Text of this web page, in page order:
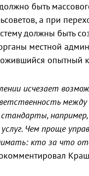
быть
а при
должны быть
местной
опытный
исчезает
между
например,
Чем проще
кто за что